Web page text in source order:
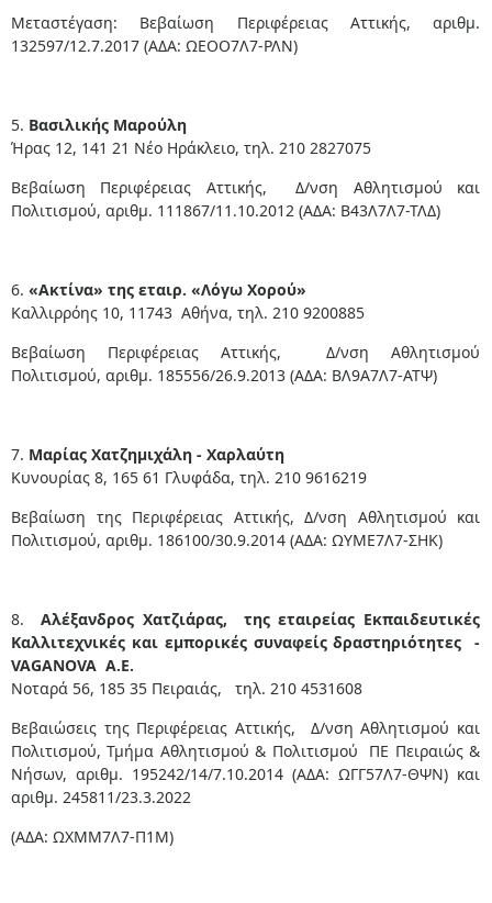
Μεταστέγαση: Βεβαίωση Περιφέρειας Αττικής, αριθμ.
132597/12.7.2017 (ΑΔΑ: ΩΕΟΟ7Λ7-ΡΛΝ)
5. Βασιλικής Μαρούλη
Ήρας 12, 141 21 Νέο Ηράκλειο, τηλ. 210 2827075
Βεβαίωση Περιφέρειας Αττικής, Δ/νση Αθλητισμού και
Πολιτισμού, αριθμ. 111867/11.10.2012 (ΑΔΑ: Β43Λ7Λ7-ΤΛΔ)
6. «Ακτίνα» της εταιρ. «Λόγω Χορού»
Καλλιρρόης 10, 11743 Αθήνα, τηλ. 210 9200885
Βεβαίωση Περιφέρειας Αττικής, Δ/νση Αθλητισμού
Πολιτισμού, αριθμ. 185556/26.9.2013 (ΑΔΑ: ΒΛ9Α7Λ7-ΑΤΨ)
7. Μαρίας Χατζημιχάλη - Χαρλαύτη
Κυνουρίας 8, 165 61 Γλυφάδα, τηλ. 210 9616219
Βεβαίωση της Περιφέρειας Αττικής, Δ/νση Αθλητισμού και
Πολιτισμού, αριθμ. 186100/30.9.2014 (ΑΔΑ: ΩΥΜΕ7Λ7-ΣΗΚ)
8.Αλέξανδρος Χατζιάρας, της εταιρείας Εκπαιδευτικές
Καλλιτεχνικές και εμπορικές συναφείς δραστηριότητες -
VAGANOVA Α.Ε.
Νοταρά 56, 185 35 Πειραιάς, τηλ. 210 4531608
Βεβαιώσεις της Περιφέρειας Αττικής, Δ/νση Αθλητισμού και
Πολιτισμού, Τμήμα Αθλητισμού & Πολιτισμού ΠΕ Πειραιώς &
Νήσων, αριθμ. 195242/14/7.10.2014 (ΑΔΑ: ΩΓΓ57Λ7-ΘΨΝ) και
αριθμ. 245811/23.3.2022
(ΑΔΑ: ΩΧΜΜ7Λ7-Π1Μ)